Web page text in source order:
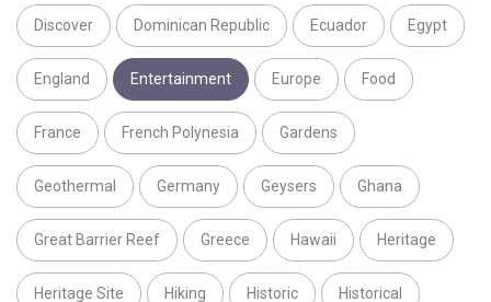
Discover Dominican Republic Ecuador Egypt
England Entertainment Europe Food
France French Polynesia Gardens
Geothermal Germany Geysers Ghana
Great Barrier Reef Greece Hawaii Heritage
Heritage Site Hiking Historic Historical